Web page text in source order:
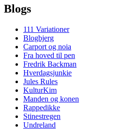
Blogs
111 Variationer
Blogbjerg
Carport og noia
Fra hoved til pen
Fredrik Backman
Hverdagsjunkie
Jules Rules
KulturKim
Manden og konen
Rappedikke
Stinestregen
Undreland